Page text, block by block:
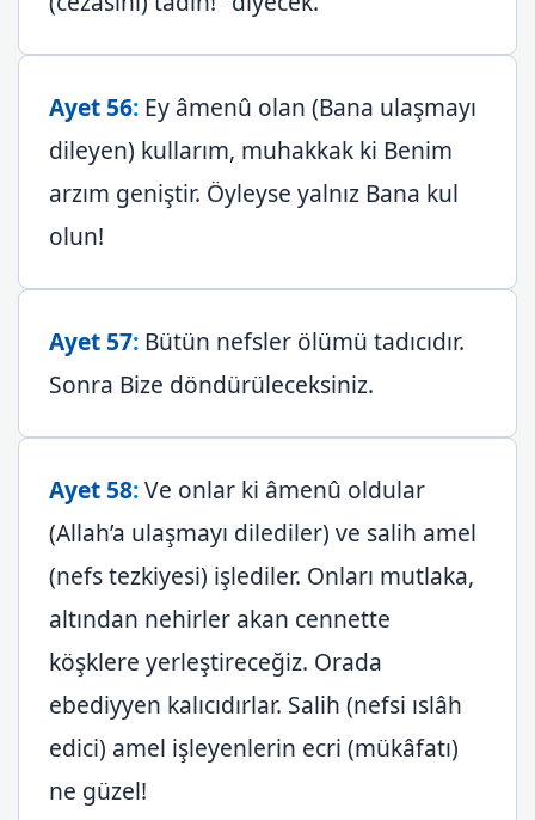
Ayet 56: Ey âmenû olan (Bana ulaşmayı
dileyen) kullarım, muhakkak ki Benim
arzım geniştir. Öyleyse yalnız Bana kul
olun!
Ayet 57: Bütün nefsler ölümü tadıcıdır.
Sonra Bize döndürüleceksiniz.
Ayet 58:Ve onlar ki âmenû oldular
(Allah’a ulaşmayı dilediler) ve salih amel
(nefs tezkiyesi) işlediler. Onları mutlaka,
altından nehirler akan cennette
köşklere yerleştireceğiz. Orada
ebediyyen kalıcıdırlar. Salih (nefsi ıslâh
edici) amel işleyenlerin ecri (mükâfatı)
ne güzel!